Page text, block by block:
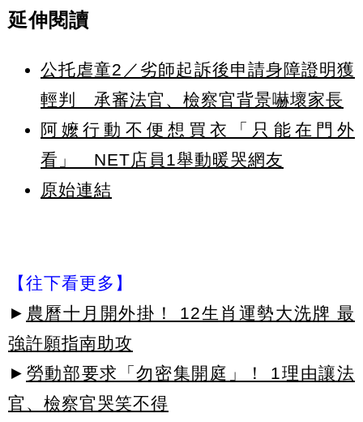
延伸閱讀
公托虐童2／劣師起訴後申請身障證明獲
輕判 承審法官、檢察官背景嚇壞家長
阿嬤行動不便想買衣「只能在門外
看」 NET店員1舉動暖哭網友
原始連結
【往下看更多】
► 農曆十月開外掛！ 12生肖運勢大洗牌 最
強許願指南助攻
► 勞動部要求「勿密集開庭」！ 1理由讓法
官、檢察官哭笑不得